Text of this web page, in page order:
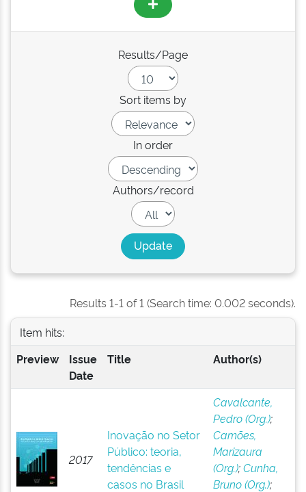
Results/Page
Sort items by
In order
Authors/record
Results 1-1 of 1 (Search time: 0.002 seconds).
Item hits:
Preview
Issue
Date
Title Author(s)
2017
Inovação no Setor
Público: teoria,
tendências e
casos no Brasil
Cavalcante,
Pedro (Org.);
Camões,
Marizaura
(Org.);Cunha,
Bruno (Org.);